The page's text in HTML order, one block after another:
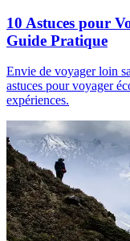
10 Astuces pour
Guide Pratique
Envie de voyager loin
astuces pour voyager
expériences.